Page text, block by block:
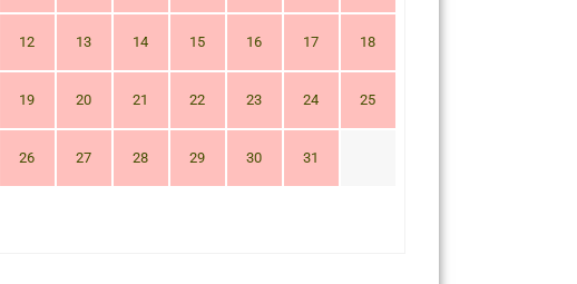
12 13 14 15 16 17 18
19 20 21 22 23 24 25
26 27 28 29 30 31